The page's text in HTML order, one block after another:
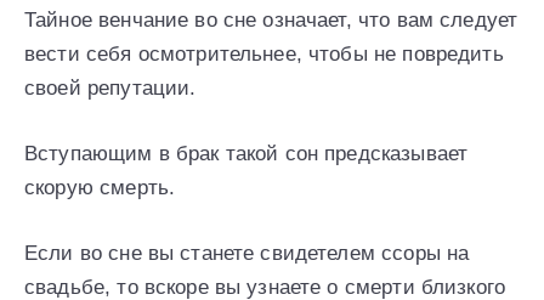
Тайное венчание во сне означает, что вам следует
вести себя осмотрительнее, чтобы не повредить
своей репутации.
Вступающим в брак такой сон предсказывает
скорую смерть.
Если во сне вы станете свидетелем ссоры на
свадьбе, то вскоре вы узнаете о смерти близкого